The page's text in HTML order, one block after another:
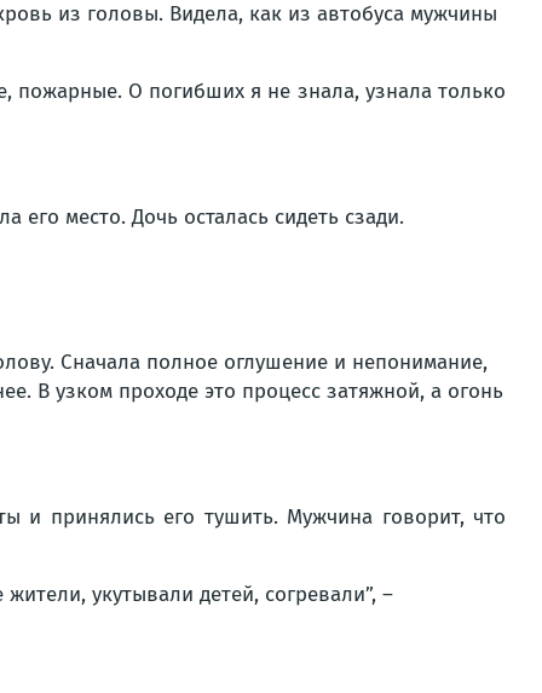
из головы. Видела, как из автобуса мужчины
пожарные. О погибших я не знала, узнала только
место. Дочь осталась сидеть сзади.
Сначала полное оглушение и непонимание,
В узком проходе это процесс затяжной, а огонь
и принялись его тушить. Мужчина говорит, что
укутывали детей, согревали”, –